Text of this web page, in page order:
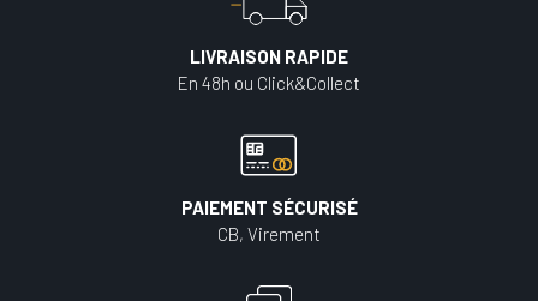
LIVRAISON RAPIDE
En 48h ou Click&Collect
PAIEMENT SÉCURISÉ
CB, Virement